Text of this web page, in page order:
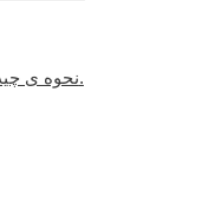
نحوه ی چیدمان ارت پیت ها در زمین پالایشگاه.